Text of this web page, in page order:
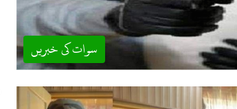
سوات کی خبریں